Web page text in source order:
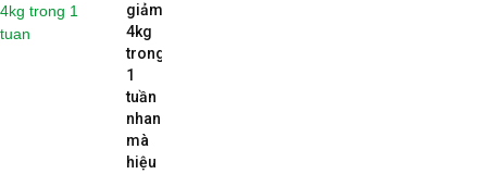
giảm
4kg
trong
1
tuần
nhanh
mà
hiệu